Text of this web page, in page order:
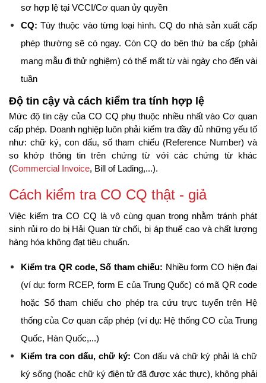
sơ hợp lệ tại VCCI/Cơ quan ủy quyền
CQ: Tùy thuộc vào từng loại hình. CQ do nhà sản xuất cấp
phép thường sẽ có ngay. Còn CQ do bên thứ ba cấp (phải
mang mẫu đi thử nghiệm) có thể mất từ vài ngày cho đến vài
tuần
Độ tin cậy và cách kiểm tra tính hợp lệ
Mức độ tin cậy của CO CQ phụ thuộc nhiều nhất vào Cơ quan
cấp phép. Doanh nghiệp luôn phải kiểm tra đầy đủ những yếu tố
như: chữ ký, con dấu, số tham chiếu (Reference Number) và
so khớp thông tin trên chứng từ với các chứng từ khác
(Commercial Invoice, Bill of Lading,...).
Cách kiểm tra CO CQ thật - giả
Việc kiểm tra CO CQ là vô cùng quan trọng nhằm tránh phát
sinh rủi ro do bị Hải Quan từ chối, bị áp thuế cao và chất lượng
hàng hóa không đạt tiêu chuẩn.
Kiểm tra QR code, Số tham chiếu: Nhiều form CO hiện đại
(ví dụ: form RCEP, form E của Trung Quốc) có mã QR code
hoặc Số tham chiếu cho phép tra cứu trực tuyến trên Hệ
thống của Cơ quan cấp phép (ví dụ: Hệ thống CO của Trung
Quốc, Hàn Quốc,...)
Kiểm tra con dấu, chữ ký: Con dấu và chữ ký phải là chữ
ký sống (hoặc chữ ký điện tử đã được xác thực), không phải